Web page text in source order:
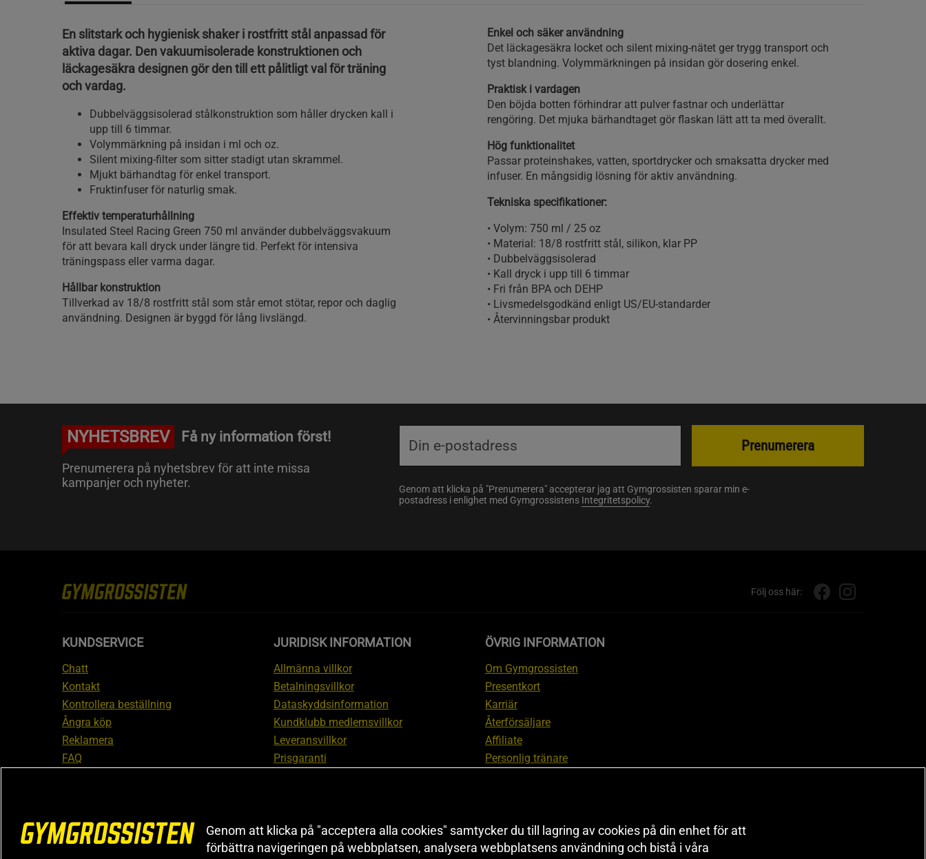
En slitstark och hygienisk shaker i rostfritt stål anpassad för
aktiva dagar. Den vakuumisolerade konstruktionen och
läckagesäkra designen gör den till ett pålitligt val för träning
och vardag.
Dubbelväggsisolerad stålkonstruktion som håller drycken kall i
upp till 6 timmar.
Volymmärkning på insidan i ml och oz.
Silent mixing-filter som sitter stadigt utan skrammel.
Mjukt bärhandtag för enkel transport.
Fruktinfuser för naturlig smak.
Effektiv temperaturhållning
Insulated Steel Racing Green 750 ml använder dubbelväggsvakuum
för att bevara kall dryck under längre tid. Perfekt för intensiva
träningspass eller varma dagar.
Hållbar konstruktion
Tillverkad av 18/8 rostfritt stål som står emot stötar, repor och daglig
användning. Designen är byggd för lång livslängd.
Enkel och säker användning
Det läckagesäkra locket och silent mixing-nätet ger trygg transport och
tyst blandning. Volymmärkningen på insidan gör dosering enkel.
Praktisk i vardagen
Den böjda botten förhindrar att pulver fastnar och underlättar
rengöring. Det mjuka bärhandtaget gör flaskan lätt att ta med överallt.
Hög funktionalitet
Passar proteinshakes, vatten, sportdrycker och smaksatta drycker med
infuser. En mångsidig lösning för aktiv användning.
Tekniska specifikationer:
• Volym: 750 ml / 25 oz
• Material: 18/8 rostfritt stål, silikon, klar PP
• Dubbelväggsisolerad
• Kall dryck i upp till 6 timmar
• Fri från BPA och DEHP
• Livsmedelsgodkänd enligt US/EU-standarder
• Återvinningsbar produkt
NYHETSBREV Få ny information först!
Prenumerera på nyhetsbrev för att inte missa
kampanjer och nyheter.
Genom att klicka på "Prenumerera" accepterar jag att Gymgrossisten sparar min e-
postadress i enlighet med Gymgrossistens Integritetspolicy.
Prenumerera
Följ oss här:
KUNDSERVICE
Chatt
Kontakt
Kontrollera beställning
Ångra köp
Reklamera
FAQ
JURIDISK INFORMATION
Allmänna villkor
Betalningsvillkor
Dataskyddsinformation
Kundklubb medlemsvillkor
Leveransvillkor
Prisgaranti
ÖVRIG INFORMATION
Om Gymgrossisten
Presentkort
Karriär
Återförsäljare
Affiliate
Personlig tränare
Black Friday
Artiklar & Övningar
Genom att klicka på "acceptera alla cookies" samtycker du till lagring av cookies på din enhet för att
förbättra navigeringen på webbplatsen, analysera webbplatsens användning och bistå i våra